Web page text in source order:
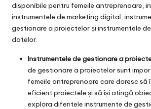
disponibile pentru femeile antreprenoare,
instrumentele de marketing digital,
gestionare a proiectelor și instrumentele
datelor.
Instrumentele de gestionare a
de gestionare a proiectelor sunt
femeile antreprenoare care doresc să
eficient proiectele și să își atingă
explora diferitele instrumente de